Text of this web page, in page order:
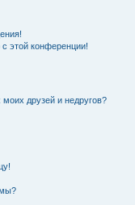
этой конференции!
моих друзей и недругов?